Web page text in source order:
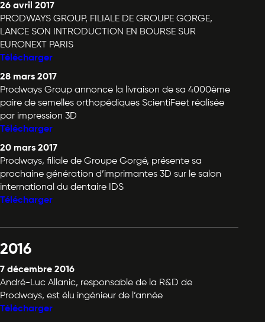
26 avril 2017
PRODWAYS GROUP, FILIALE DE GROUPE GORGE,
LANCE SON INTRODUCTION EN BOURSE SUR
EURONEXT PARIS
Télécharger
28 mars 2017
Prodways Group annonce la livraison de sa 4000ème
paire de semelles orthopédiques ScientiFeet réalisée
par impression 3D
Télécharger
20 mars 2017
Prodways, filiale de Groupe Gorgé, présente sa
prochaine génération d’imprimantes 3D sur le salon
international du dentaire IDS
Télécharger
2016
7 décembre 2016
André-Luc Allanic, responsable de la R&D de
Prodways, est élu ingénieur de l’année
Télécharger